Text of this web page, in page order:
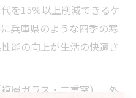
を15％以上削減できるケ
兵庫県のような四季の寒
能の向上が生活の快適さ
層ガラス・二重窓）、外